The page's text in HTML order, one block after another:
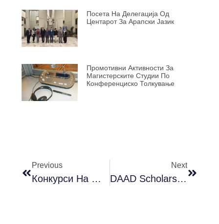
Посета На Делегација Од
Центарот За Арапски Јазик
Промотивни Активности За
Магистерските Студии По
Конференциско Толкување
Previous
Конкурси На МОН За Втор И За Трет Циклус
Next
DAAD Scholarships 2025 + Invitation